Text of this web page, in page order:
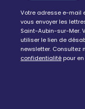
Votre adresse e-mail
vous envoyer les
Saint-Aubin-sur-Mer.
utiliser le lien de
newsletter. Consultez
confidentialitépour